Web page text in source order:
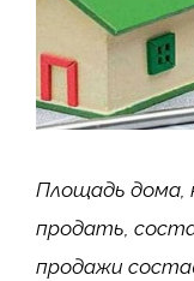
Площадь дома,
продать,
продажи